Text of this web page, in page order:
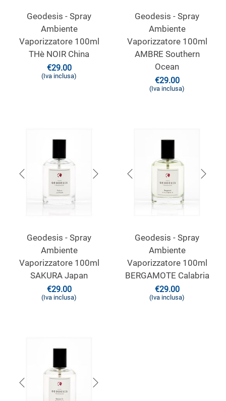
Geodesis - Spray
Ambiente
Vaporizzatore 100ml
THè NOIR China
€29.00
(Iva inclusa)
Geodesis - Spray
Ambiente
Vaporizzatore 100ml
AMBRE Southern
Ocean
€29.00
(Iva inclusa)
Geodesis - Spray
Ambiente
Vaporizzatore 100ml
SAKURA Japan
€29.00
(Iva inclusa)
Geodesis - Spray
Ambiente
Vaporizzatore 100ml
BERGAMOTE Calabria
€29.00
(Iva inclusa)